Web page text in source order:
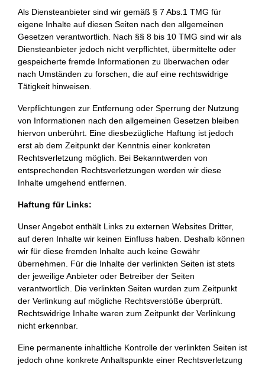
Als Diensteanbieter sind wir gemäß § 7 Abs.1 TMG für
eigene Inhalte auf diesen Seiten nach den allgemeinen
Gesetzen verantwortlich. Nach §§ 8 bis 10 TMG sind wir als
Diensteanbieter jedoch nicht verpflichtet, übermittelte oder
gespeicherte fremde Informationen zu überwachen oder
nach Umständen zu forschen, die auf eine rechtswidrige
Tätigkeit hinweisen.
Verpflichtungen zur Entfernung oder Sperrung der Nutzung
von Informationen nach den allgemeinen Gesetzen bleiben
hiervon unberührt. Eine diesbezügliche Haftung ist jedoch
erst ab dem Zeitpunkt der Kenntnis einer konkreten
Rechtsverletzung möglich. Bei Bekanntwerden von
entsprechenden Rechtsverletzungen werden wir diese
Inhalte umgehend entfernen.
Haftung für Links:
Unser Angebot enthält Links zu externen Websites Dritter,
auf deren Inhalte wir keinen Einfluss haben. Deshalb können
wir für diese fremden Inhalte auch keine Gewähr
übernehmen. Für die Inhalte der verlinkten Seiten ist stets
der jeweilige Anbieter oder Betreiber der Seiten
verantwortlich. Die verlinkten Seiten wurden zum Zeitpunkt
der Verlinkung auf mögliche Rechtsverstöße überprüft.
Rechtswidrige Inhalte waren zum Zeitpunkt der Verlinkung
nicht erkennbar.
Eine permanente inhaltliche Kontrolle der verlinkten Seiten ist
jedoch ohne konkrete Anhaltspunkte einer Rechtsverletzung